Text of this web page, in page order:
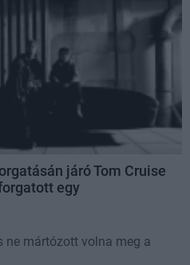
járó Tom Cruise
egy
ne mártózott volna meg a